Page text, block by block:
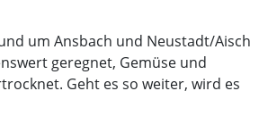
um Ansbach und Neustadt/Aisch
geregnet, Gemüse und
Geht es so weiter, wird es